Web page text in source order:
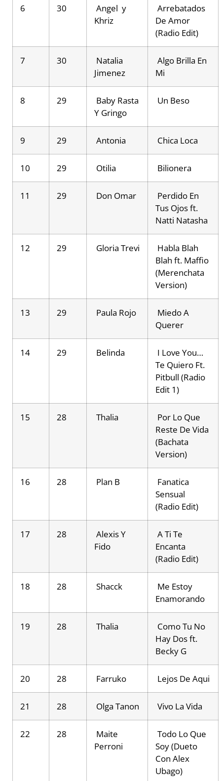
6 30
Angel y
Khriz
Arrebatados
De Amor
(Radio Edit)
7 30
Natalia
Jimenez
Algo Brilla En
Mi
8 29
Baby Rasta
Y Gringo
Un Beso
9 29 Antonia Chica Loca
10 29 Otilia Bilionera
11 29 Don Omar
Perdido En
Tus Ojos ft.
Natti Natasha
12 29 Gloria Trevi
Habla Blah
Blah ft. Maffio
(Merenchata
Version)
13 29 Paula Rojo
Miedo A
Querer
14 29 Belinda
I Love You…
Te Quiero Ft.
Pitbull (Radio
Edit 1)
15 28 Thalia
Por Lo Que
Reste De Vida
(Bachata
Version)
16 28 Plan B
Fanatica
Sensual
(Radio Edit)
17 28
Alexis Y
Fido
A Ti Te
Encanta
(Radio Edit)
18 28 Shacck
Me Estoy
Enamorando
19 28 Thalia
Como Tu No
Hay Dos ft.
Becky G
20 28 Farruko Lejos De Aqui
21 28 Olga Tanon Vivo La Vida
22 28
Maite
Perroni
Todo Lo Que
Soy (Dueto
Con Alex
Ubago)